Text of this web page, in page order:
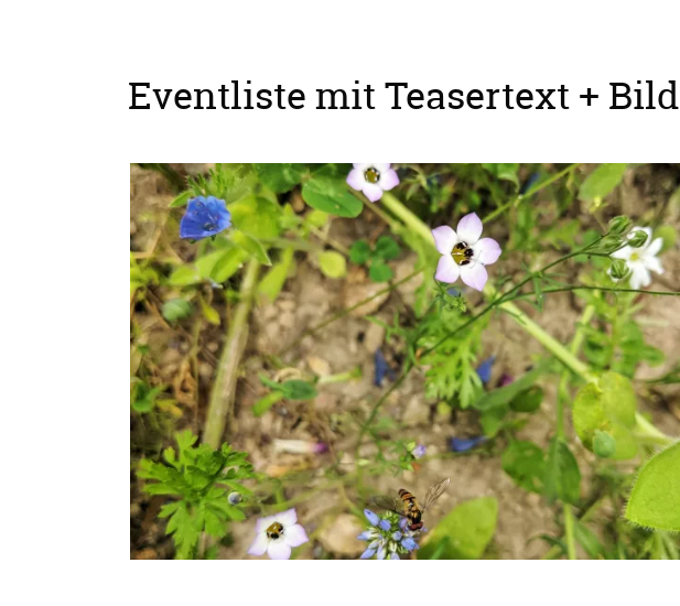
Eventliste mit Teasertext + Bild